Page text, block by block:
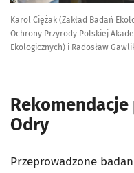
Karol Ciężak (Zakład Badań
Ochrony Przyrody Polskiej
Ekologicznych) i Radosław
Odry
Przeprowadzone